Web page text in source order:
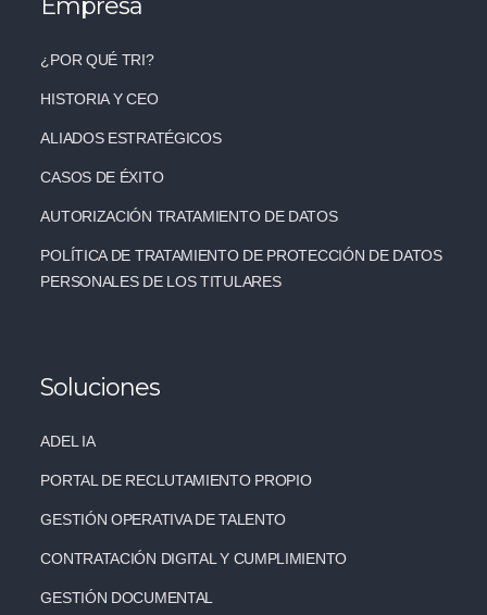
¿POR QUÉ TRI?
HISTORIA Y CEO
ALIADOS ESTRATÉGICOS
CASOS DE ÉXITO
AUTORIZACIÓN TRATAMIENTO DE DATOS
POLÍTICA DE TRATAMIENTO DE PROTECCIÓN DE DATOS
PERSONALES DE LOS TITULARES
Soluciones
ADEL IA
PORTAL DE RECLUTAMIENTO PROPIO
GESTIÓN OPERATIVA DE TALENTO
CONTRATACIÓN DIGITAL Y CUMPLIMIENTO
GESTIÓN DOCUMENTAL